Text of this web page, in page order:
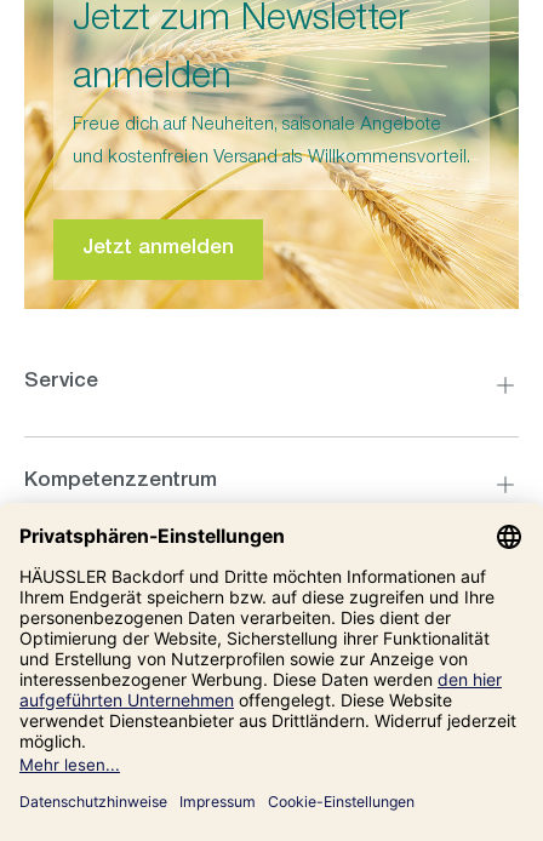
Jetzt zum Newsletter
anmelden
Freue dich auf Neuheiten, saisonale Angebote
und kostenfreien Versand als Willkommensvorteil.
Jetzt anmelden
Service
Kompetenzzentrum
Informationen
Unsere Adresse